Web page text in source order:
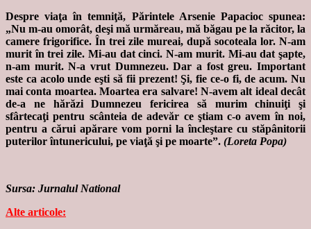
Despre viaţa în temniţă, Părintele Arsenie Papacioc spunea:
„Nu m-au omorât, deşi mă urmăreau, mă băgau pe la răcitor, la
camere frigorifice. În trei zile mureai, după socoteala lor. N-am
murit în trei zile. Mi-au dat cinci. N-am murit. Mi-au dat şapte,
n-am murit. N-a vrut Dumnezeu. Dar a fost greu. Important
este ca acolo unde eşti să fii prezent! Şi, fie ce-o fi, de acum. Nu
mai conta moartea. Moartea era salvare! N-avem alt ideal decât
de-a ne hărăzi Dumnezeu fericirea să murim chinuiţi şi
sfârtecaţi pentru scânteia de adevăr ce ştiam c-o avem în noi,
pentru a cărui apărare vom porni la încleştare cu stăpânitorii
pute­rilor întune­ricului, pe viaţă şi pe moarte”. (Loreta Popa)
Sursa: Jurnalul National
Alte articole: